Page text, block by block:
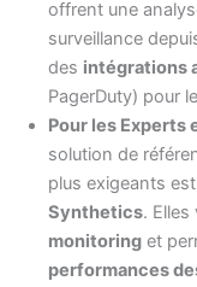
offrent une
surveillance
des intégrations
PagerDuty) pour
Pour les Experts
solution de
plus exigeants
Synthetics.
monitoring et
performances